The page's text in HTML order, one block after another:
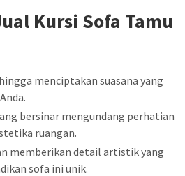
Kursi Sofa Tamu
menciptakan suasana yang
bersinar mengundang perhatian
ruangan.
memberikan detail artistik yang
sofa ini unik.